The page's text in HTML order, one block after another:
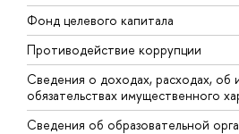
Фонд целевого капитала
Противодействие коррупции
Сведения о доходах, расходах, об
обязательствах имущественного
Сведения об образовательной